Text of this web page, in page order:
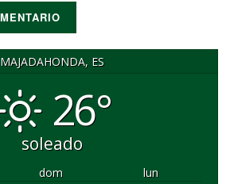
MAJADAHONDA, ES
26°
soleado
dom
lun